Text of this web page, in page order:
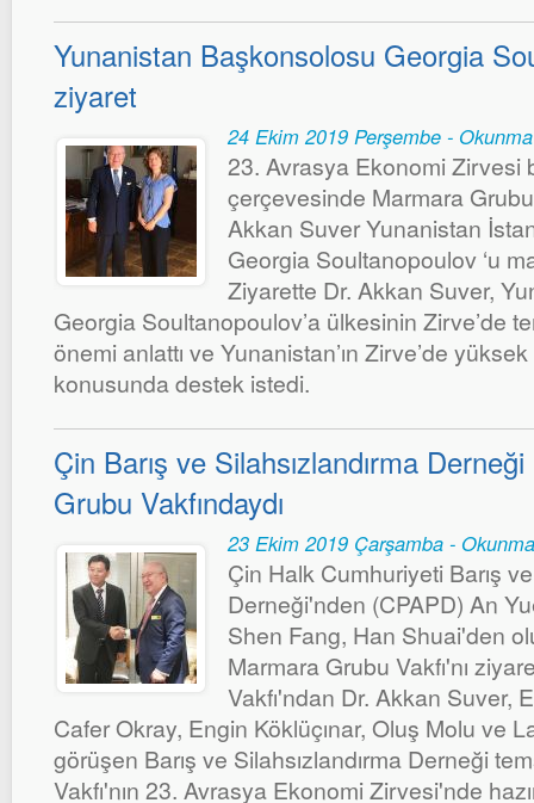
Yunanistan Başkonsolosu Georgia
ziyaret
24 Ekim 2019 Perşembe -
23. Avrasya Ekonomi Zirvesi
çerçevesinde Marmara Grubu
Akkan Suver Yunanistan
Georgia Soultanopoulov ‘u
Ziyarette Dr. Akkan Suver,
Georgia Soultanopoulov’a ülkesinin Zirve’de
önemi anlattı ve Yunanistan’ın Zirve’de
konusunda destek istedi.
Çin Barış ve Silahsızlandırma
Grubu Vakfındaydı
23 Ekim 2019 Çarşamba -
Çin Halk Cumhuriyeti Barış
Derneği'nden (CPAPD) An
Shen Fang, Han Shuai'den
Marmara Grubu Vakfı'nı
Vakfı'ndan Dr. Akkan Suver,
Cafer Okray, Engin Köklüçınar, Oluş Molu ve
görüşen Barış ve Silahsızlandırma Derneği
Vakfı'nın 23. Avrasya Ekonomi Zirvesi'nde